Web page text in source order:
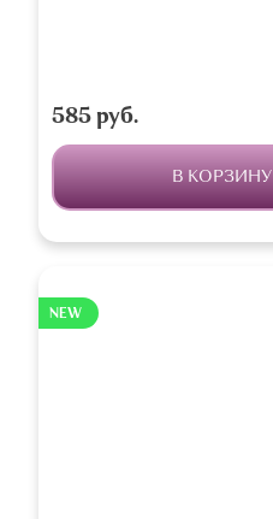
585 руб.
В КОРЗИНУ
NEW